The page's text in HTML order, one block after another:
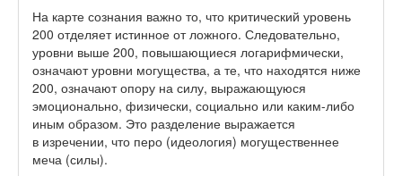
На карте сознания важно то, что критический уровень
200 отделяет истинное от ложного. Следовательно,
уровни выше 200, повышающиеся логарифмически,
означают уровни могущества, а те, что находятся ниже
200, означают опору на силу, выражающуюся
эмоционально, физически, социально или каким-либо
иным образом. Это разделение выражается
в изречении, что перо (идеология) могущественнее
меча (силы).